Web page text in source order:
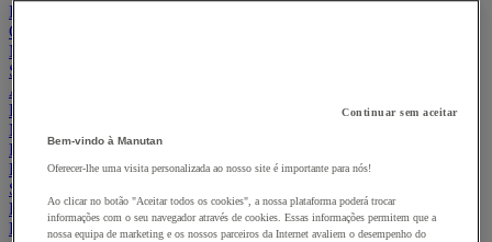
PROMOÇÕES
Oferta Eco-Responsável
MANUTAN EXPERT
Siga a sua encomenda
Armazém
Embalagem e Caixa
Manutenção e Ferramentas
Escritório e Teletrabalho
Higiene
Segurança e saúde
Espaço Exterior
Restauração
Continuar sem aceitar
Bem-vindo à Manutan
Oferecer-lhe uma visita personalizada ao nosso site é importante para nós!
Ao clicar no botão "Aceitar todos os cookies", a nossa plataforma poderá trocar
informações com o seu navegador através de cookies. Essas informações permitem que a
nossa equipa de marketing e os nossos parceiros da Internet avaliem o desempenho do